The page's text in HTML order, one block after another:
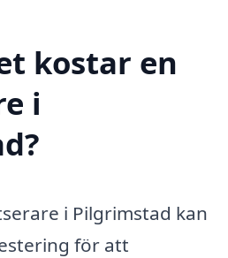
kostar en
i
i Pilgrimstad kan
för att